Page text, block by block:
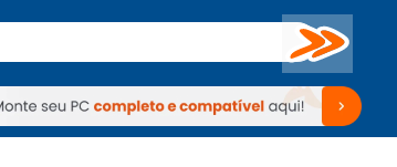
Buscar
Periféricos TV Venda no KaBuM!
TV Venda no KaBuM!